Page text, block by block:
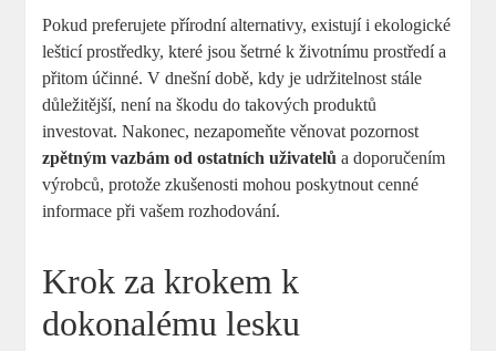
Pokud⁣ preferujete​ přírodní alternativy, existují i ekologické
lešticí prostředky, které​ jsou šetrné k⁢ životnímu ⁣prostředí ‍a
přitom účinné. V dnešní době, kdy je udržitelnost stále‍
důležitější, není na škodu do takových produktů
investovat. ⁣Nakonec, nezapomeňte věnovat pozornost
zpětným vazbám od ostatních uživatelů a ​doporučením
výrobců, protože zkušenosti mohou poskytnout cenné
informace při vašem rozhodování.
Krok za ⁤krokem k
⁣dokonalému lesku